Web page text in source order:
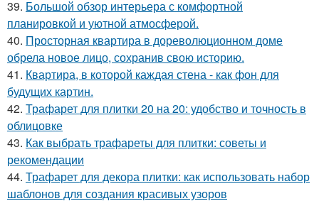
39. Большой обзор интерьера с комфортной
планировкой и уютной атмосферой.
40. Просторная квартира в дореволюционном доме
обрела новое лицо, сохранив свою историю.
41. Квартира, в которой каждая стена - как фон для
будущих картин.
42. Трафарет для плитки 20 на 20: удобство и точность в
облицовке
43. Как выбрать трафареты для плитки: советы и
рекомендации
44. Трафарет для декора плитки: как использовать набор
шаблонов для создания красивых узоров